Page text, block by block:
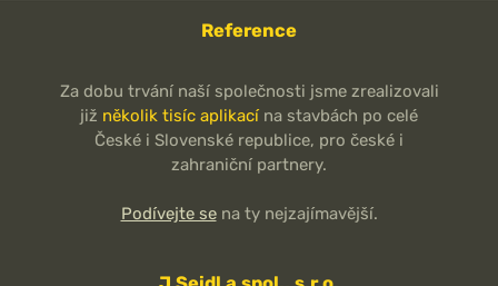
Reference
Za dobu trvání naší společnosti jsme zrealizovali
již několik tisíc aplikací na stavbách po celé
České i Slovenské republice, pro české i
zahraniční partnery.
Podívejte sena ty nejzajímavější.